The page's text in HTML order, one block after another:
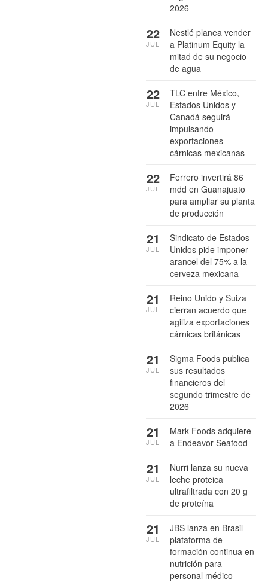
2026
Nestlé planea vender
a Platinum Equity la
mitad de su negocio
de agua
22
JUL
TLC entre México,
Estados Unidos y
Canadá seguirá
impulsando
exportaciones
cárnicas mexicanas
22
JUL
Ferrero invertirá 86
mdd en Guanajuato
para ampliar su planta
de producción
22
JUL
Sindicato de Estados
Unidos pide imponer
arancel del 75% a la
cerveza mexicana
21
JUL
Reino Unido y Suiza
cierran acuerdo que
agiliza exportaciones
cárnicas británicas
21
JUL
Sigma Foods publica
sus resultados
financieros del
segundo trimestre de
2026
21
JUL
Mark Foods adquiere
a Endeavor Seafood
21
JUL
Nurri lanza su nueva
leche proteica
ultrafiltrada con 20 g
de proteína
21
JUL
JBS lanza en Brasil
plataforma de
formación continua en
nutrición para
personal médico
21
JUL